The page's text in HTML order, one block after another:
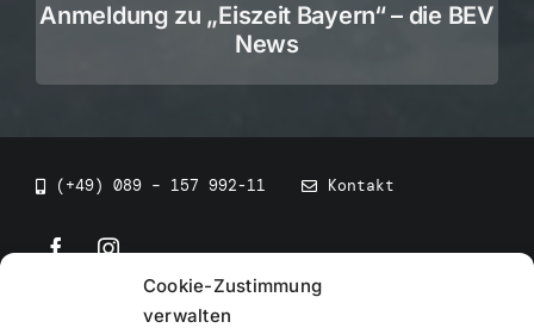
Cookie-Zustimmung
verwalten
Anmeldung zu „Eiszeit Bayern“ – die BEV
News
(+49) 089 – 157 992-11 Kontakt
• BEV Bayerischer Eissportverband